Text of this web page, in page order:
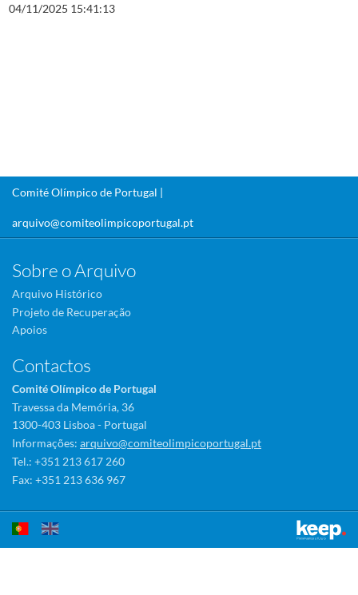
04/11/2025 15:41:13
Comité Olímpico de Portugal |
arquivo@comiteolimpicoportugal.pt
Sobre o Arquivo
Arquivo Histórico
Projeto de Recuperação
Apoios
Contactos
Comité Olímpico de Portugal
Travessa da Memória, 36
1300-403 Lisboa - Portugal
Informações: arquivo@comiteolimpicoportugal.pt
Tel.: +351 213 617 260
Fax: +351 213 636 967